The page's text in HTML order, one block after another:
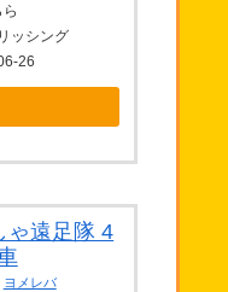
ッシング
26
ゃ遠足隊 4
ヨメレバ